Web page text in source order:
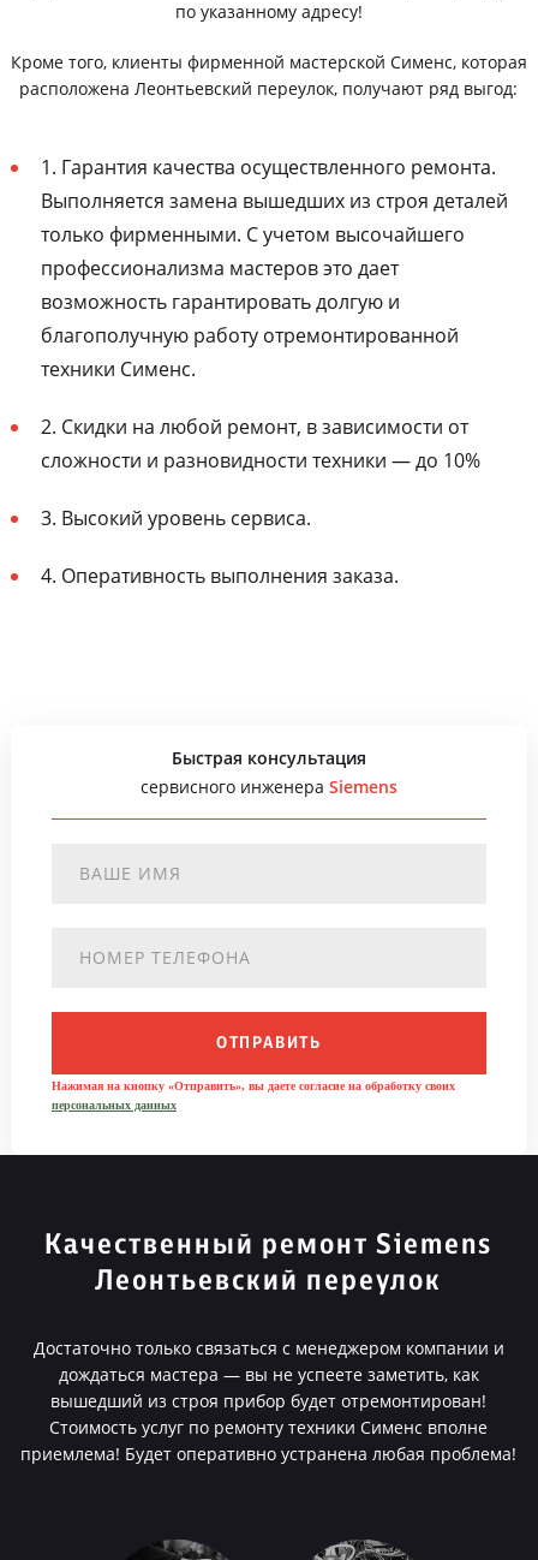
по указанному адресу!
Кроме того, клиенты фирменной мастерской Сименс, которая
расположена Леонтьевский переулок, получают ряд выгод:
1. Гарантия качества осуществленного ремонта.
Выполняется замена вышедших из строя деталей
только фирменными. С учетом высочайшего
профессионализма мастеров это дает
возможность гарантировать долгую и
благополучную работу отремонтированной
техники Сименс.
2. Скидки на любой ремонт, в зависимости от
сложности и разновидности техники — до 10%
3. Высокий уровень сервиса.
4. Оперативность выполнения заказа.
Быстрая консультация
сервисного инженера Siemens
ОТПРАВИТЬ
Нажимая на кнопку «Отправить», вы даете согласие на обработку своих
персональных данных
Качественный ремонт Siemens
Леонтьевский переулок
Достаточно только связаться с менеджером компании и
дождаться мастера — вы не успеете заметить, как
вышедший из строя прибор будет отремонтирован!
Стоимость услуг по ремонту техники Сименс вполне
приемлема! Будет оперативно устранена любая проблема!